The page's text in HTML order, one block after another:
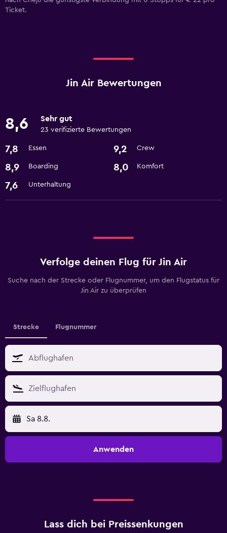
Ticket.
Jin Air Bewertungen
8,6 Sehr gut
23 verifizierte Bewertungen
7,8 Essen 9,2 Crew
8,9 Boarding 8,0 Komfort
7,6 Unterhaltung
Verfolge deinen Flug für Jin Air
Suche nach der Strecke oder Flugnummer, um den Flugstatus für
Jin Air zu überprüfen
Strecke Flugnummer
Sa 8.8.
Anwenden
Lass dich bei Preissenkungen